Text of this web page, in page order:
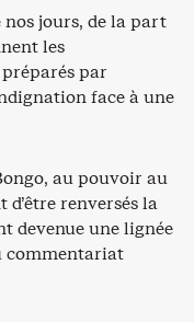
nos jours, de la part
les
par
face à une
au pouvoir au
renversés la
devenue une lignée
commentariat